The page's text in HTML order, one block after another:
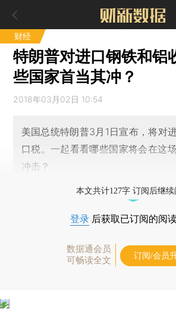
财经
特朗普对进口钢铁和铝
些国家首当其冲？
2018年03月02日 10:54
美国总统特朗普3月1日宣布，将对
口税。一起看看哪些国家将会在这
冲击？
本文共计127字 订阅后继续
登录 后获取已订阅的阅
数据通会员
可畅读全文
订阅/会员